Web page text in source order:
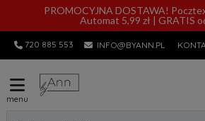
PROMOCYJNA DOSTAWA!
Automat 5,99 zł | GRATIS
720 885 553 INFO@BYANN.PL
menu